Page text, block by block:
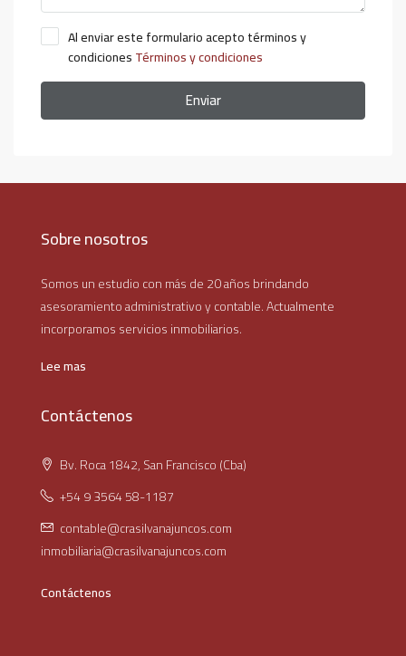
Al enviar este formulario acepto términos y
condicionesTérminos y condiciones
Enviar
Sobre nosotros
Somos un estudio con más de 20 años brindando
asesoramiento administrativo y contable. Actualmente
incorporamos servicios inmobiliarios.
Lee mas
Contáctenos
Bv. Roca 1842, San Francisco (Cba)
+54 9 3564 58-1187
contable@crasilvanajuncos.com
inmobiliaria@crasilvanajuncos.com
Contáctenos